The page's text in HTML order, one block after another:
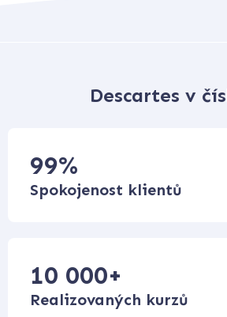
Descartes v
99%
Spokojenost klientů
10 000+
Realizovaných kurzů